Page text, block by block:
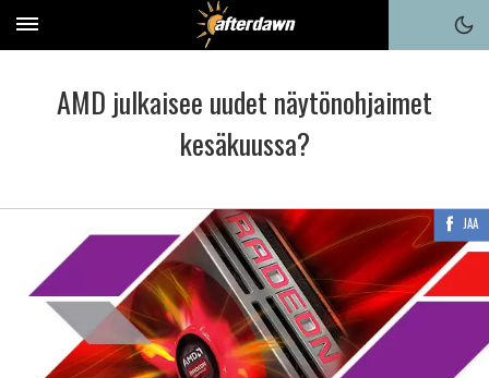
AMD julkaisee uudet näytönohjaimet
kesäkuussa?
JAA